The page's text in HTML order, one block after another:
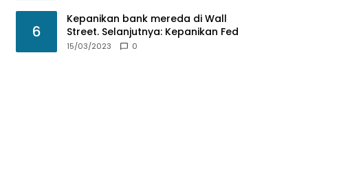
6
Kepanikan bank mereda di Wall
Street. Selanjutnya: Kepanikan Fed
15/03/2023 0